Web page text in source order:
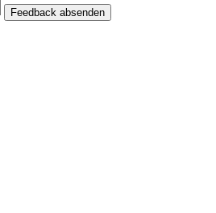
Feedback absenden